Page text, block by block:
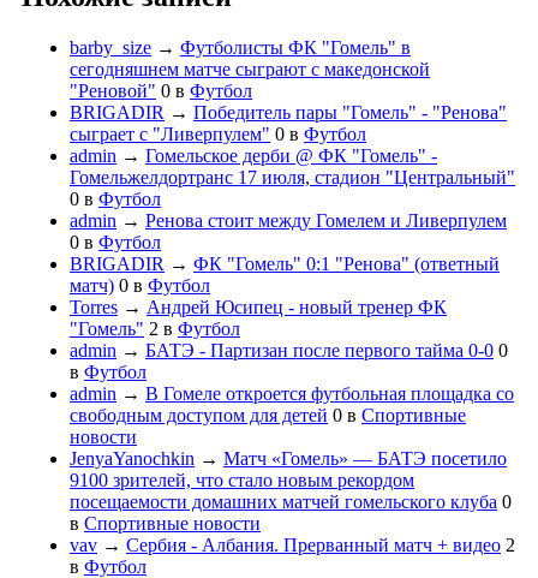
barby_size → Футболисты ФК "Гомель" в
сегодняшнем матче сыграют с македонской
"Реновой" 0 в Футбол
BRIGADIR → Победитель пары "Гомель" - "Ренова"
сыграет с "Ливерпулем" 0 в Футбол
admin → Гомельское дерби @ ФК "Гомель" -
Гомельжелдортранс 17 июля, стадион "Центральный"
0 в Футбол
admin → Ренова стоит между Гомелем и Ливерпулем
0 в Футбол
BRIGADIR → ФК "Гомель" 0:1 "Ренова" (ответный
матч) 0 в Футбол
Torres → Андрей Юсипец - новый тренер ФК
"Гомель" 2 в Футбол
admin → БАТЭ - Партизан после первого тайма 0-0 0
в Футбол
admin → В Гомеле откроется футбольная площадка со
свободным доступом для детей 0 в Спортивные
новости
JenyaYanochkin → Матч «Гомель» — БАТЭ посетило
9100 зрителей, что стало новым рекордом
посещаемости домашних матчей гомельского клуба 0
в Спортивные новости
vav → Сербия - Албания. Прерванный матч + видео 2
в Футбол